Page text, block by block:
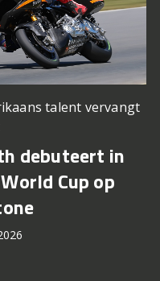
talent vervangt
debuteert in
Cup op